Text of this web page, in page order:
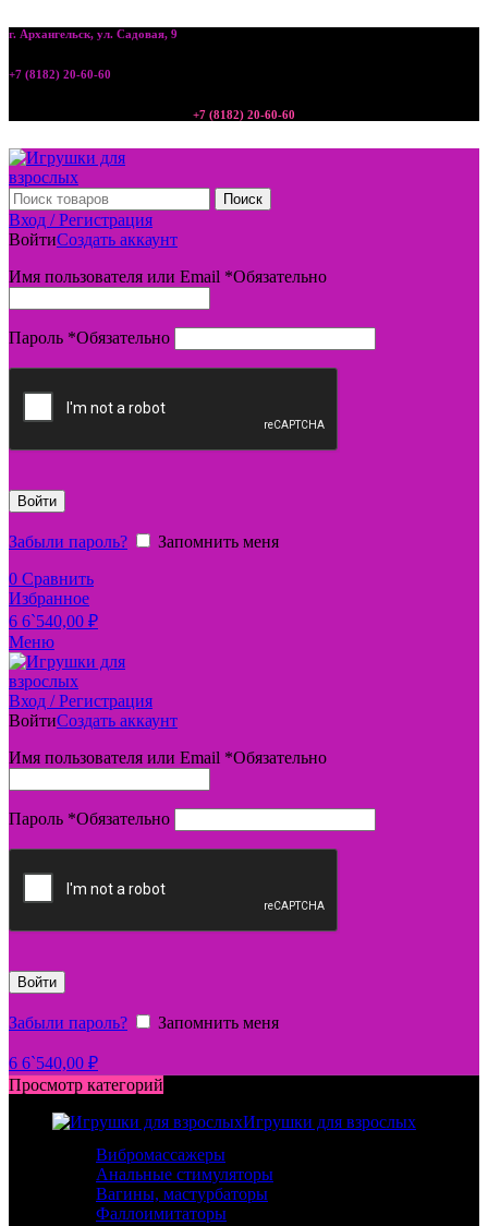
г. Архангельск, ул. Садовая, 9
+7 (8182) 20-60-60
+7 (8182) 20-60-60
Поиск
Вход / Регистрация
ВойтиСоздать аккаунт
Имя пользователя или Email *Обязательно
Пароль *Обязательно
Войти
Забыли пароль?
Запомнить меня
0 Сравнить
Избранное
6 6`540,00 ₽
Меню
Вход / Регистрация
ВойтиСоздать аккаунт
Имя пользователя или Email *Обязательно
Пароль *Обязательно
Войти
Забыли пароль? Запомнить меня
6 6`540,00 ₽
Просмотр категорий
Игрушки для взрослых
Вибромассажеры
Анальные стимуляторы
Вагины, мастурбаторы
Фаллоимитаторы